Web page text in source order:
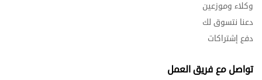
وكلاء وموزعين
دعنا نتسوق لك
دفع إشتراكات
تواصل مع فريق العمل